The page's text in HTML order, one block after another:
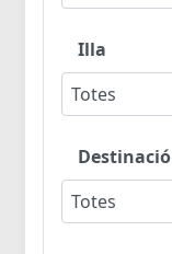
Illa
Totes
Destinació
Totes